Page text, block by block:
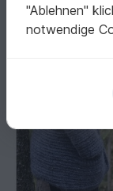
"Ablehnen"
notwendige